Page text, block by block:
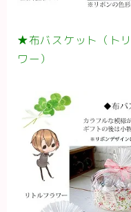
★布バスケット（ト
ワー）